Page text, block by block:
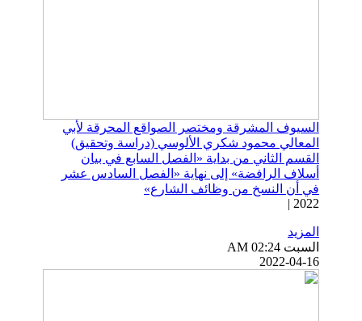
السيوف المشرقة ومختصر الصواقع المحرقة لأبي
المعالي محمود شكري الألوسي (دراسة وتحقيق)
القسم الثاني من بداية «الفصل السابع في بيان
أسلاف الرافضة» إلى نهاية «الفصل السادس عشر
في أن النسخ من وظائف الشارع»
2022 |
المزيد
السبت AM 02:24
2022-04-16